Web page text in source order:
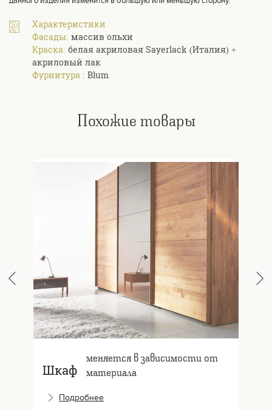
Характеристики
Фасады: массив ольхи
Краска: белая акриловая Sayerlack (Италия) +
акриловый лак
Фурнитура : Blum
Похожие товары
Шкаф
меняется в зависимости от
материала
Подробнее